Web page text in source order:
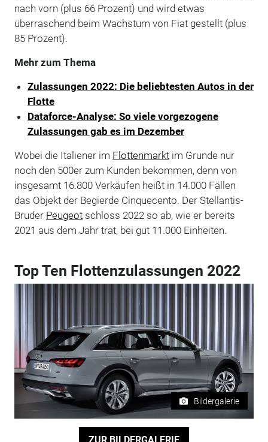
nach vorn (plus 66 Prozent) und wird etwas
überraschend beim Wachstum von Fiat gestellt (plus
85 Prozent).
Mehr zum Thema
Zulassungen 2022: Die beliebtesten Autos in der
Flotte
Dataforce-Analyse: So viele vorgezogene
Zulassungen gab es im Dezember
Wobei die Italiener im Flottenmarktim Grunde nur
noch den 500er zum Kunden bekommen, denn von
insgesamt 16.800 Verkäufen heißt in 14.000 Fällen
das Objekt der Begierde Cinquecento. Der Stellantis-
Bruder Peugeotschloss 2022 so ab, wie er bereits
2021 aus dem Jahr trat, bei gut 11.000 Einheiten.
Top Ten Flottenzulassungen 2022
Bildergalerie